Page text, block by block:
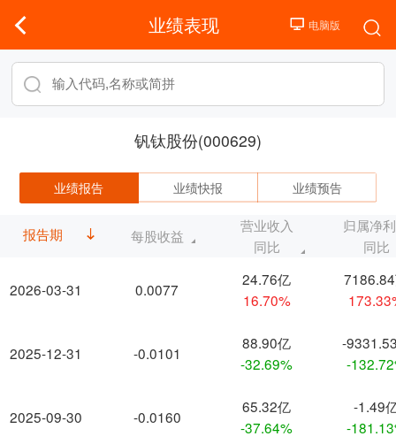
业绩表现
钒钛股份(000629)
业绩报告 业绩快报 业绩预告
报告期
2026-03-31
2025-12-31
2025-09-30
每股收益
营业收入
同比
归属净
同比
0.0077
24.76亿
16.70%
-0.0101
88.90亿
-32.69%
-
-
-0.0160
65.32亿
-37.64%
-1.49
-